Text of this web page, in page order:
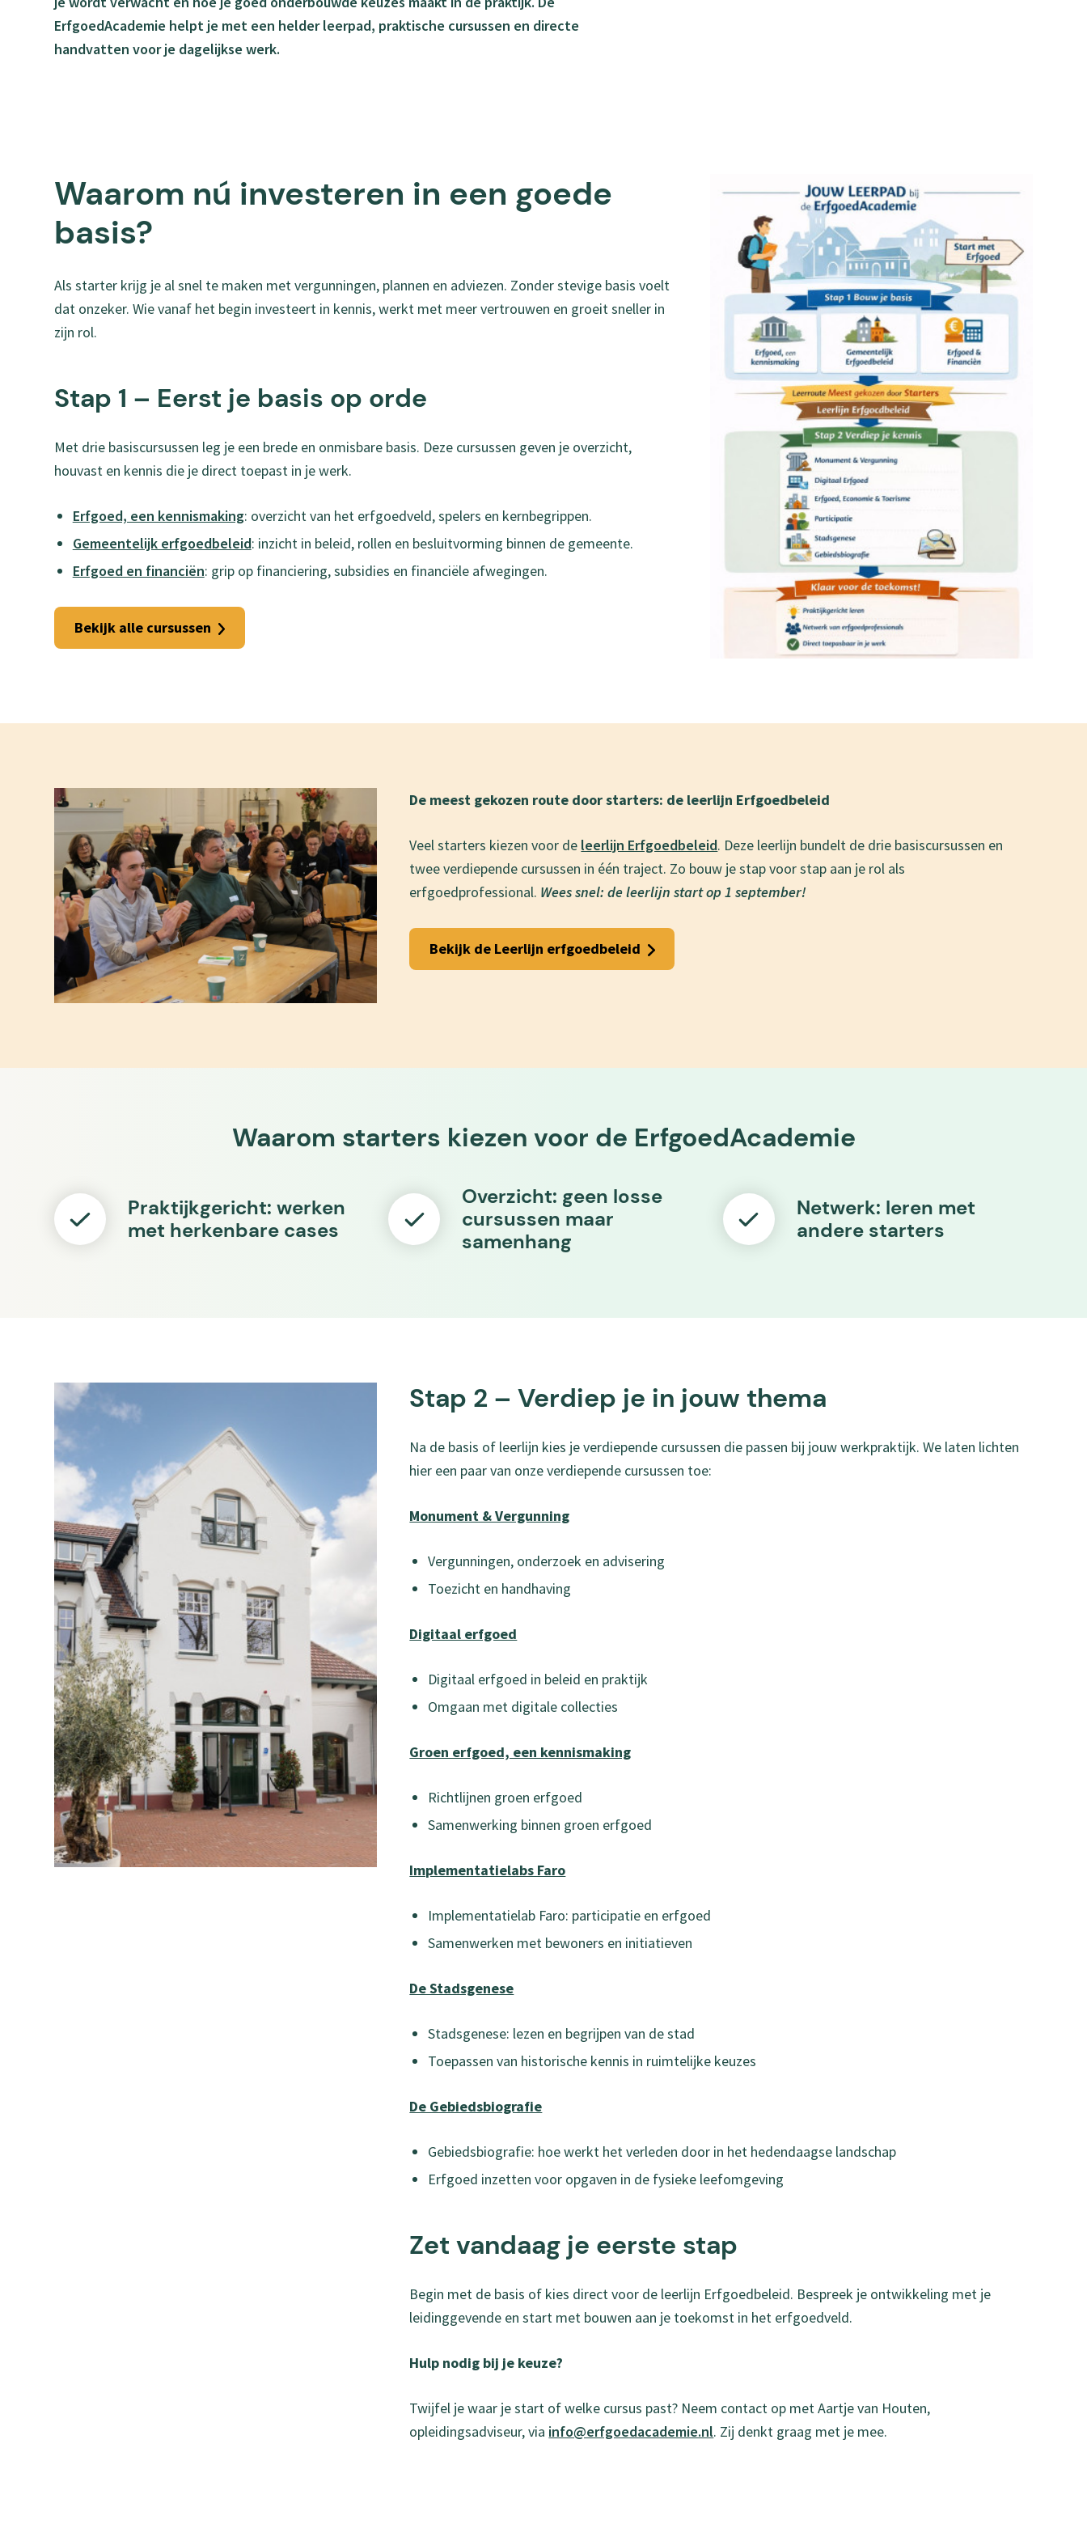
ErfgoedAcademie helpt je met een helder leerpad, praktische cursussen en directe
handvatten voor je dagelijkse werk.
Waarom nú investeren in een goede
basis?
Als starter krijg je al snel te maken met vergunningen, plannen en adviezen. Zonder stevige basis voelt
dat onzeker. Wie vanaf het begin investeert in kennis, werkt met meer vertrouwen en groeit sneller in
zijn rol.
Stap 1 – Eerst je basis op orde
Met drie basiscursussen leg je een brede en onmisbare basis. Deze cursussen geven je overzicht,
houvast en kennis die je direct toepast in je werk.
Erfgoed, een kennismaking: overzicht van het erfgoedveld, spelers en kernbegrippen.
Gemeentelijk erfgoedbeleid: inzicht in beleid, rollen en besluitvorming binnen de gemeente.
Erfgoed en financiën: grip op financiering, subsidies en financiële afwegingen.
Bekijk alle cursussen
De meest gekozen route door starters: de leerlijn Erfgoedbeleid
Veel starters kiezen voor de leerlijn Erfgoedbeleid. Deze leerlijn bundelt de drie basiscursussen en
twee verdiepende cursussen in één traject. Zo bouw je stap voor stap aan je rol als
erfgoedprofessional. Wees snel: de leerlijn start op 1 september!
Bekijk de Leerlijn erfgoedbeleid
Waarom starters kiezen voor de ErfgoedAcademie
Praktijkgericht: werken
met herkenbare cases
Overzicht: geen losse
cursussen maar
samenhang
Netwerk: leren met
andere starters
Stap 2 – Verdiep je in jouw thema
Na de basis of leerlijn kies je verdiepende cursussen die passen bij jouw werkpraktijk. We laten lichten
hier een paar van onze verdiepende cursussen toe:
Monument & Vergunning
Vergunningen, onderzoek en advisering
Toezicht en handhaving
Digitaal erfgoed
Digitaal erfgoed in beleid en praktijk
Omgaan met digitale collecties
Groen erfgoed, een kennismaking
Richtlijnen groen erfgoed
Samenwerking binnen groen erfgoed
Implementatielabs Faro
Implementatielab Faro: participatie en erfgoed
Samenwerken met bewoners en initiatieven
De Stadsgenese
Stadsgenese: lezen en begrijpen van de stad
Toepassen van historische kennis in ruimtelijke keuzes
De Gebiedsbiografie
Gebiedsbiografie: hoe werkt het verleden door in het hedendaagse landschap
Erfgoed inzetten voor opgaven in de fysieke leefomgeving
Zet vandaag je eerste stap
Begin met de basis of kies direct voor de leerlijn Erfgoedbeleid. Bespreek je ontwikkeling met je
leidinggevende en start met bouwen aan je toekomst in het erfgoedveld.
Hulp nodig bij je keuze?
Twijfel je waar je start of welke cursus past? Neem contact op met Aartje van Houten,
opleidingsadviseur, via info@erfgoedacademie.nl. Zij denkt graag met je mee.